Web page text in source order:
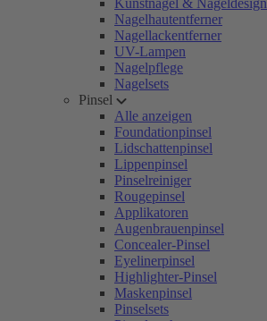
Kunstnägel & Nageldesign
Nagelhautentferner
Nagellackentferner
UV-Lampen
Nagelpflege
Nagelsets
Pinsel
Alle anzeigen
Foundationpinsel
Lidschattenpinsel
Lippenpinsel
Pinselreiniger
Rougepinsel
Applikatoren
Augenbrauenpinsel
Concealer-Pinsel
Eyelinerpinsel
Highlighter-Pinsel
Maskenpinsel
Pinselsets